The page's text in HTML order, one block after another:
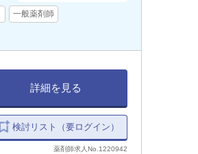
一般薬剤師
詳細を見る
検討リスト（要ログイン）
薬剤師求人No.1220942